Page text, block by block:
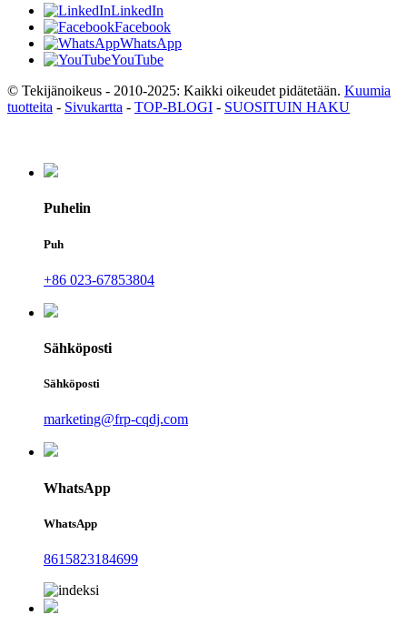
LinkedIn
Facebook
WhatsApp
YouTube
© Tekijänoikeus - 2010-2025: Kaikki oikeudet pidätetään. Kuumia
tuotteita - Sivukartta - TOP-BLOGI - SUOSITUIN HAKU
Puhelin
Puh
+86 023-67853804
Sähköposti
Sähköposti
marketing@frp-cqdj.com
WhatsApp
WhatsApp
8615823184699